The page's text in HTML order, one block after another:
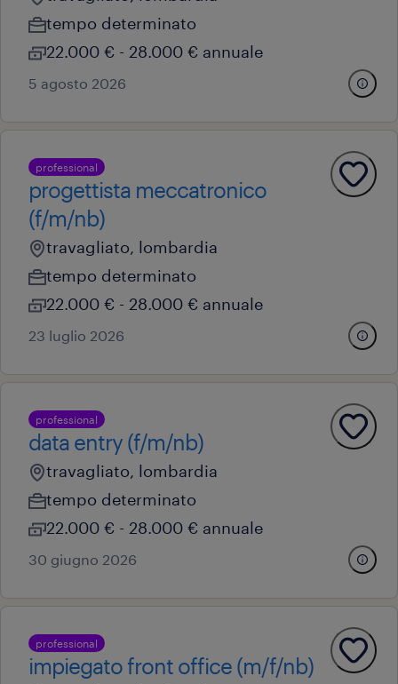
tempo determinato
22.000 € - 28.000 € annuale
5 agosto 2026
professional
progettista meccatronico
(f/m/nb)
travagliato, lombardia
tempo determinato
22.000 € - 28.000 € annuale
23 luglio 2026
professional
data entry (f/m/nb)
travagliato, lombardia
tempo determinato
22.000 € - 28.000 € annuale
30 giugno 2026
professional
impiegato front office (m/f/nb)